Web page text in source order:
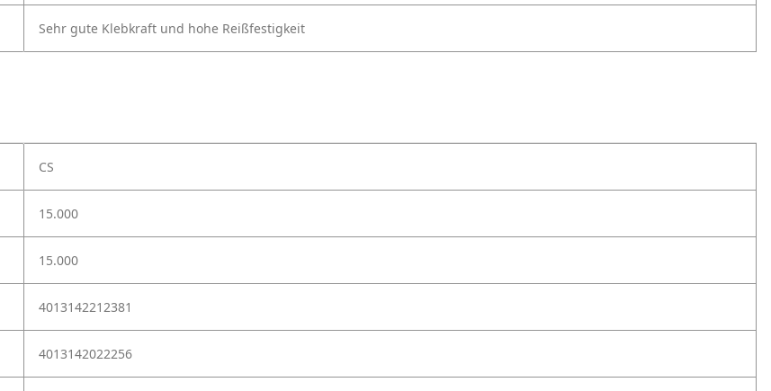
Sehr gute Klebkraft und hohe Reißfestigkeit
CS
15.000
15.000
4013142212381
4013142022256